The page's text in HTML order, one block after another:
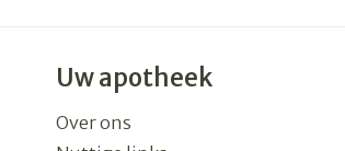
Uw apotheek
Over ons